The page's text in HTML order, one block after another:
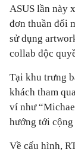
ASUS lần này
đơn thuần đổi
sử dụng
collab độc
Tại khu trưng
khách tham
ví như
hướng tới
Về cấu hình,